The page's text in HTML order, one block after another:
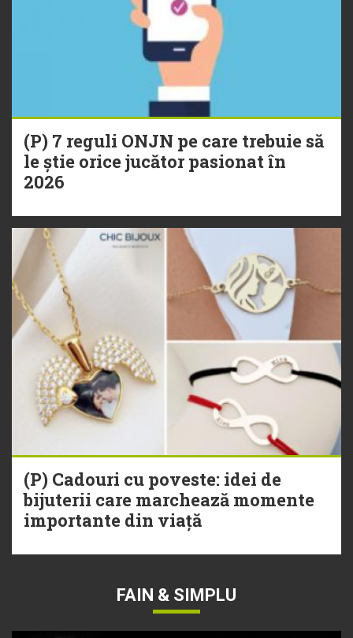
(P) 7 reguli ONJN pe care trebuie să
le știe orice jucător pasionat în
2026
(P) Cadouri cu poveste: idei de
bijuterii care marchează momente
importante din viață
FAIN & SIMPLU